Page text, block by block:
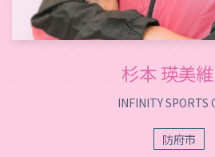
杉本 瑛美維
INFINITY SPORTS
防府市